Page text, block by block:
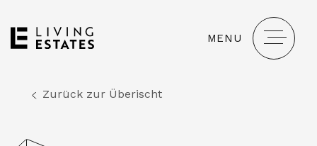
MENU
Zurück zur Überischt